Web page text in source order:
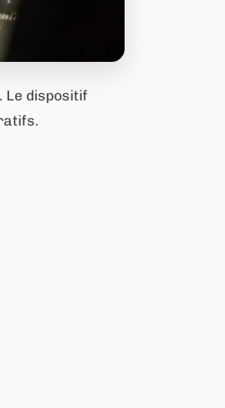
Le dispositif